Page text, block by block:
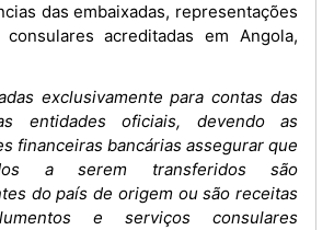
acreditadas em Angola,
exclusivamente para contas das
entidades oficiais, devendo as
financeiras bancárias assegurar que
a serem transferidos são
do país de origem ou são receitas
e serviços consulares